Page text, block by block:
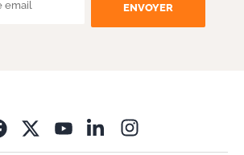
ENVOYER